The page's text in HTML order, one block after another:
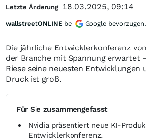
Die jährliche Entwicklerkonferenz
der Branche mit Spannung erwartet
Riese seine neuesten Entwicklungen
Druck ist groß.
Für Sie zusammengefasst
Nvidia präsentiert neue KI-
Entwicklerkonferenz.
Letzte Änderung 18.03.2025, 09:14
wallstreetONLINE bei Google bevorzugen.